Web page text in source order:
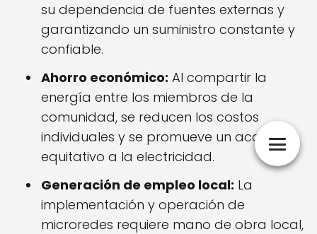
su dependencia de fuentes externas y
garantizando un suministro constante y
confiable.
Ahorro económico: Al compartir la
energía entre los miembros de la
comunidad, se reducen los costos
individuales y se promueve un acceso
equitativo a la electricidad.
Generación de empleo local: La
implementación y operación de
microredes requiere mano de obra local,